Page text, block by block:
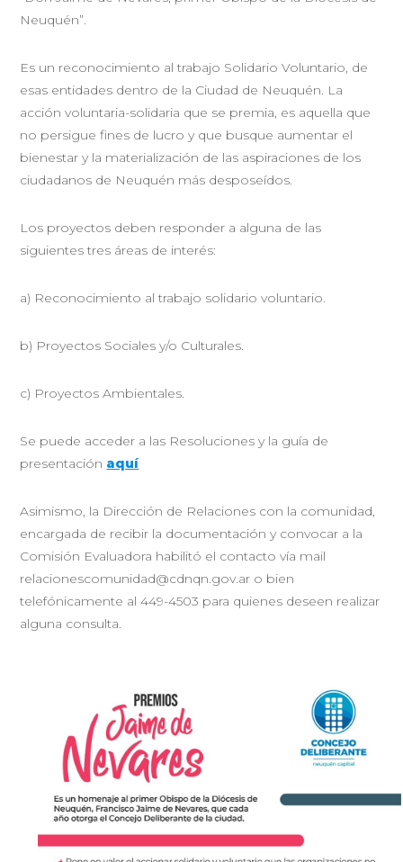
Neuquén”.
Es un reconocimiento al trabajo Solidario Voluntario, de
esas entidades dentro de la Ciudad de Neuquén. La
acción voluntaria-solidaria que se premia, es aquella que
no persigue fines de lucro y que busque aumentar el
bienestar y la materialización de las aspiraciones de los
ciudadanos de Neuquén más desposeídos.
Los proyectos deben responder a alguna de las
siguientes tres áreas de interés:
a) Reconocimiento al trabajo solidario voluntario.
b) Proyectos Sociales y/o Culturales.
c) Proyectos Ambientales.
Se puede acceder a las Resoluciones y la guía de
presentación aquí
Asimismo, la Dirección de Relaciones con la comunidad,
encargada de recibir la documentación y convocar a la
Comisión Evaluadora habilitó el contacto vía mail
relacionescomunidad@cdnqn.gov.ar o bien
telefónicamente al 449-4503 para quienes deseen realizar
alguna consulta.